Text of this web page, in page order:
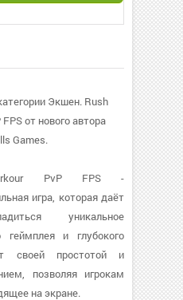
Экшен. Rush
от нового автора
Games.
PvP FPS -
игра, которая даёт
уникальное
геймплея и глубокого
своей простотой и
позволяя игрокам
на экране.